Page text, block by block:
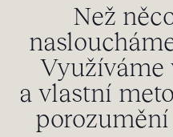
Než
Využíváme
a vlastní